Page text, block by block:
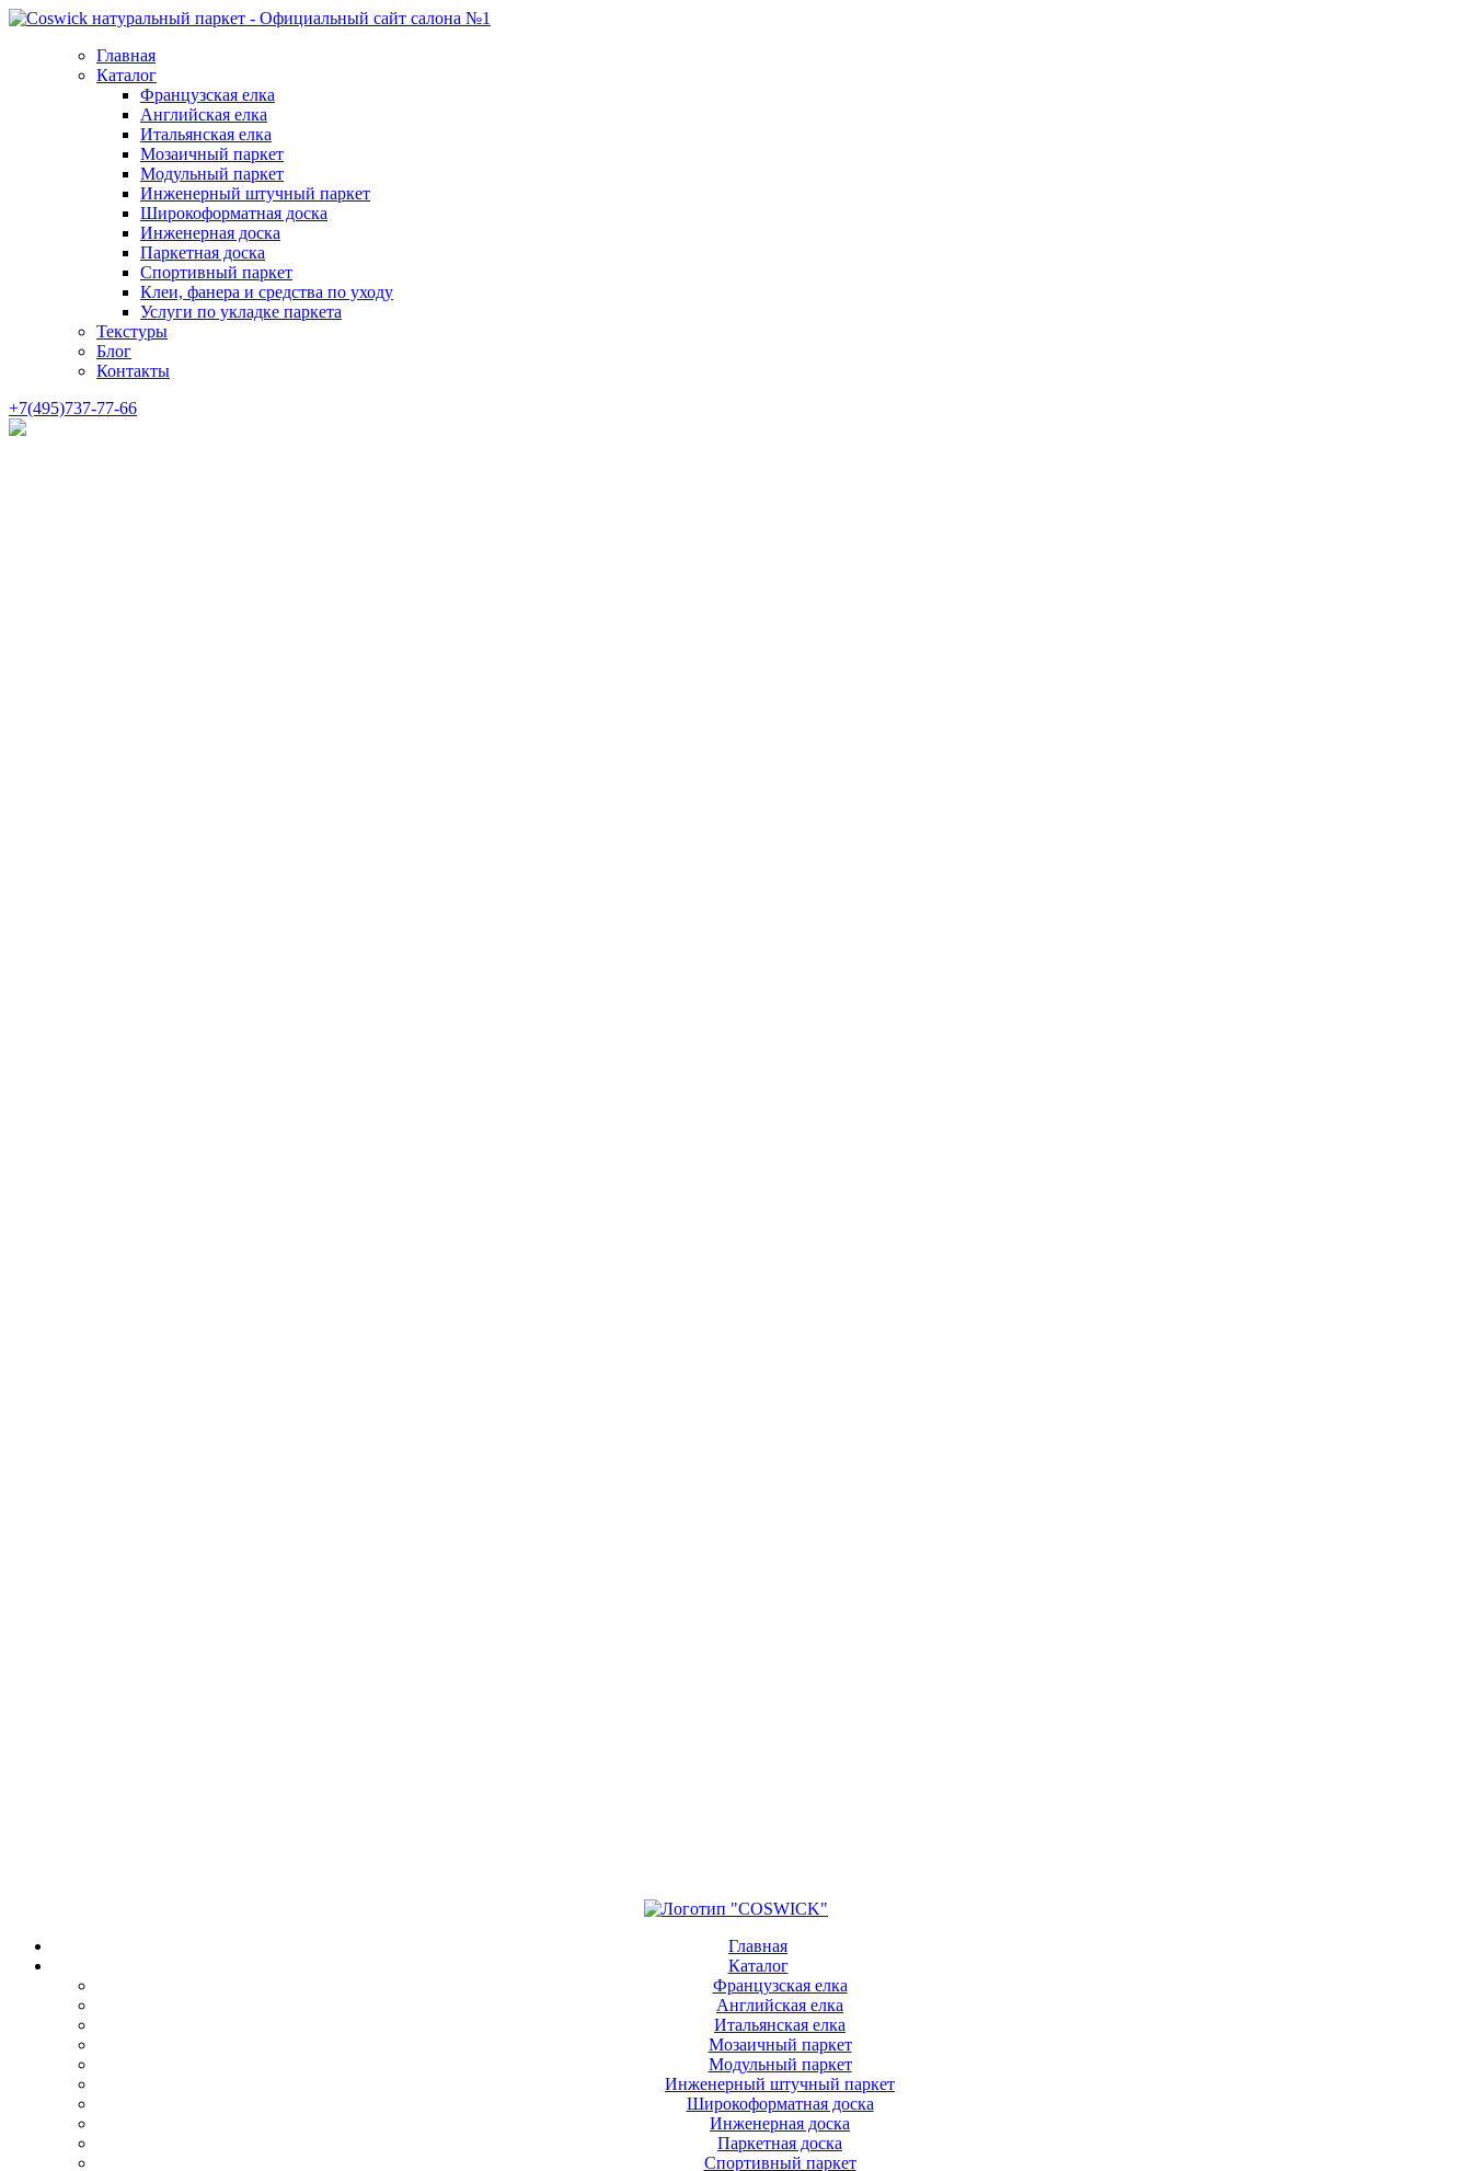
Главная
Каталог
Французская елка
Английская елка
Итальянская елка
Мозаичный паркет
Модульный паркет
Инженерный штучный паркет
Широкоформатная доска
Инженерная доска
Паркетная доска
Спортивный паркет
Клеи, фанера и средства по уходу
Услуги по укладке паркета
Текстуры
Блог
Контакты
+7(495)737-77-66
Главная
Каталог
Французская елка
Английская елка
Итальянская елка
Мозаичный паркет
Модульный паркет
Инженерный штучный паркет
Широкоформатная доска
Инженерная доска
Паркетная доска
Спортивный паркет